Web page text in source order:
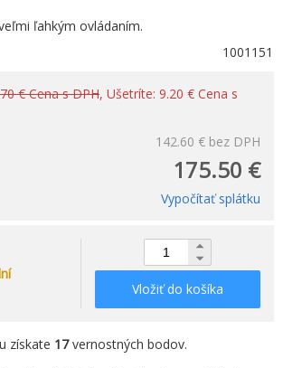
ľahkým ovládaním.
1001151
€ Cena s DPH, Ušetríte: 9.20 € Cena s
142.60 € bez DPH
175.50 €
Vypočítať splátku
Vložiť do košíka
získate 17vernostných bodov.